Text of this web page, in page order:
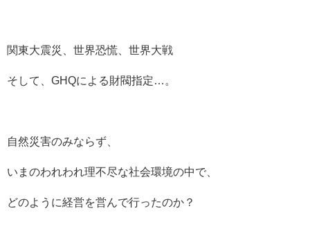
関東大震災、世界恐慌、世界大戦
そして、GHQによる財閥指定…。
自然災害のみならず、
いまのわれわれ理不尽な社会環境の中で、
どのように経営を営んで行ったのか？